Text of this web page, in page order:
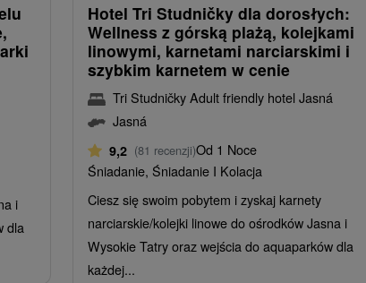
i
dla
Hotel Tri Studničky dla dorosłych:
Wellness z górską plażą, kolejkami
linowymi, karnetami narciarskimi i
szybkim karnetem w cenie
Tri Studničky Adult friendly hotel Jasná
Jasná
9,2 (81 recenzji)Od 1 Noce
Śniadanie, Śniadanie I Kolacja
Ciesz się swoim pobytem i zyskaj karnety
narciarskie/kolejki linowe do ośrodków Jasna i
Wysokie Tatry oraz wejścia do aquaparków dla
każdej...